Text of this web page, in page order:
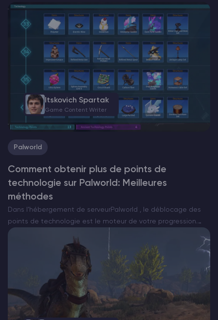
ce qui vous permet de rester en vie dans les combats les
plus durs. L’armure de…
Palworld
Comment obtenir plus de points de
technologie sur Palworld: Meilleures
méthodes
Dans l’hébergement de serveurPalworld , le déblocage des
points de technologie est le moteur de votre progression.
Vous voulez de meilleures armes, des fermes automatisées
ou un équipement Pal puissant ? Vous en aurez besoin….
Itskovich Spartak
Game Content Writer